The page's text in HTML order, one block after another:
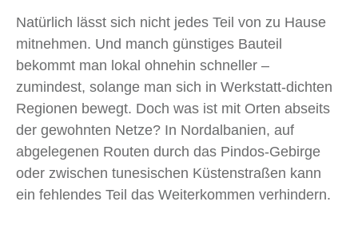
Natürlich lässt sich nicht jedes Teil von zu Hause
mitnehmen. Und manch günstiges Bauteil
bekommt man lokal ohnehin schneller –
zumindest, solange man sich in Werkstatt-dichten
Regionen bewegt. Doch was ist mit Orten abseits
der gewohnten Netze? In Nordalbanien, auf
abgelegenen Routen durch das Pindos-Gebirge
oder zwischen tunesischen Küstenstraßen kann
ein fehlendes Teil das Weiterkommen verhindern.